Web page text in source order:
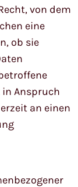
von dem
eine
ob sie
Anspruch
an einen